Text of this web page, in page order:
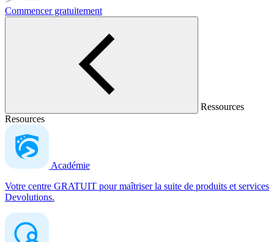
Commencer gratuitement
Ressources
Resources
Académie
Votre centre GRATUIT pour maîtriser la suite de produits et services
Devolutions.